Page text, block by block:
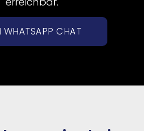
WHATSAPP CHAT